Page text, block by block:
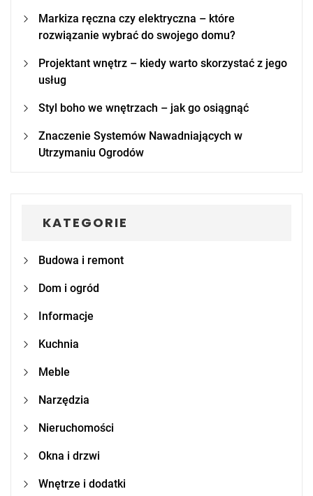
Markiza ręczna czy elektryczna – które
rozwiązanie wybrać do swojego domu?
Projektant wnętrz – kiedy warto skorzystać z jego
usług
Styl boho we wnętrzach – jak go osiągnąć
Znaczenie Systemów Nawadniających w
Utrzymaniu Ogrodów
KATEGORIE
Budowa i remont
Dom i ogród
Informacje
Kuchnia
Meble
Narzędzia
Nieruchomości
Okna i drzwi
Wnętrze i dodatki